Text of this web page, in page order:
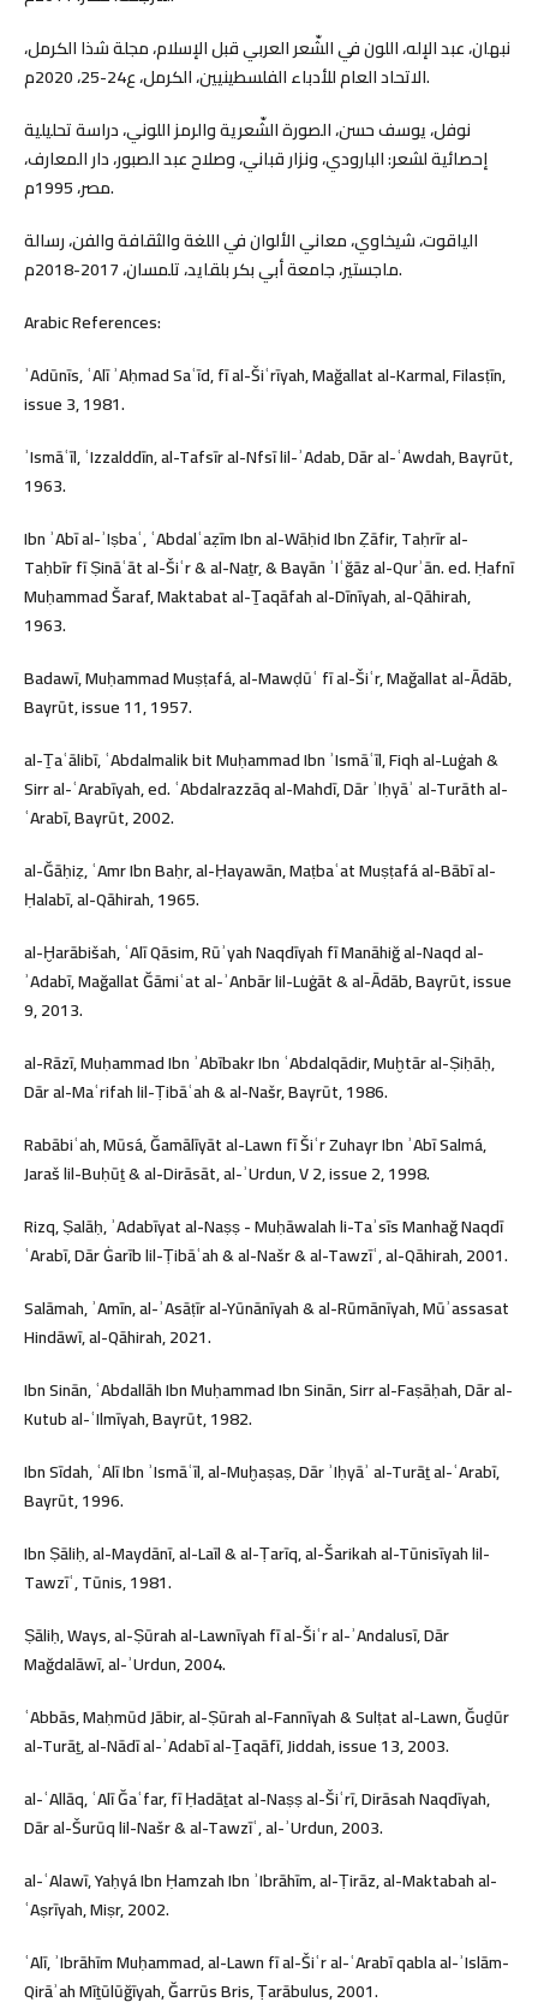
نبهان، عبد الإله، اللون في الشّعر العربي قبل الإسلام، مجلة شذا الكرمل،
الاتحاد العام للأدباء الفلسطينيين، الكرمل، ع24-25، 2020م.
نوفل، يوسف حسن، الصورة الشّعرية والرمز اللوني، دراسة تحليلية
إحصائية لشعر: البارودي، ونزار قباني، وصلاح عبد الصبور، دار المعارف،
مصر، 1995م.
الياقوت، شيخاوي، معاني الألوان في اللغة والثقافة والفن، رسالة
ماجستير، جامعة أبي بكر بلقايد، تلمسان، 2017-2018م.
Arabic References:
ʾAdūnīs, ʿAlī ʾAḥmad Saʿīd, fī al-Šiʿrīyah, Mağallat al-Karmal, Filasṭīn,
issue 3, 1981.
ʾIsmāʿīl, ʿIzzalddīn, al-Tafsīr al-Nfsī lil-ʾAdab, Dār al-ʿAwdah, Bayrūt,
1963.
Ibn ʾAbī al-ʾIṣbaʿ, ʿAbdalʿaẓīm Ibn al-Wāḥid Ibn Ẓāfir, Taḥrīr al-
Taḥbīr fī Ṣināʿāt al-Šiʿr & al-Naṯr, & Bayān ʾIʿğāz al-Qurʾān. ed. Ḥafnī
Muḥammad Šaraf, Maktabat al-Ṯaqāfah al-Dīnīyah, al-Qāhirah,
1963.
Badawī, Muḥammad Muṣṭafá, al-Mawḍūʿ fī al-Šiʿr, Mağallat al-Ādāb,
Bayrūt, issue 11, 1957.
al-Ṯaʿālibī, ʿAbdalmalik bit Muḥammad Ibn ʾIsmāʿīl, Fiqh al-Luġah &
Sirr al-ʿArabīyah, ed. ʿAbdalrazzāq al-Mahdī, Dār ʾIḥyāʾ al-Turāth al-
ʿArabī, Bayrūt, 2002.
al-Ğāḥiẓ, ʿAmr Ibn Baḥr, al-Ḥayawān, Maṭbaʿat Muṣṭafá al-Bābī al-
Ḥalabī, al-Qāhirah, 1965.
al-Ḫarābišah, ʿAlī Qāsim, Rūʾyah Naqdīyah fī Manāhiğ al-Naqd al-
ʾAdabī, Mağallat Ğāmiʿat al-ʾAnbār lil-Luġāt & al-Ādāb, Bayrūt, issue
9, 2013.
al-Rāzī, Muḥammad Ibn ʾAbībakr Ibn ʿAbdalqādir, Muḫtār al-Ṣiḥāḥ,
Dār al-Maʿrifah lil-Ṭibāʿah & al-Našr, Bayrūt, 1986.
Rabābiʿah, Mūsá, Ğamālīyāt al-Lawn fī Šiʿr Zuhayr Ibn ʾAbī Salmá,
Jaraš lil-Buḥūṯ & al-Dirāsāt, al-ʾUrdun, V 2, issue 2, 1998.
Rizq, Ṣalāḥ, ʾAdabīyat al-Naṣṣ - Muḥāwalah li-Taʾsīs Manhağ Naqdī
ʿArabī, Dār Ġarīb lil-Ṭibāʿah & al-Našr & al-Tawzīʿ, al-Qāhirah, 2001.
Salāmah, ʾAmīn, al-ʾAsāṭīr al-Yūnānīyah & al-Rūmānīyah, Mūʾassasat
Hindāwī, al-Qāhirah, 2021.
Ibn Sinān, ʿAbdallāh Ibn Muḥammad Ibn Sinān, Sirr al-Faṣāḥah, Dār al-
Kutub al-ʿIlmīyah, Bayrūt, 1982.
Ibn Sīdah, ʿAlī Ibn ʾIsmāʿīl, al-Muḫaṣaṣ, Dār ʾIḥyāʾ al-Turāṯ al-ʿArabī,
Bayrūt, 1996.
Ibn Ṣāliḥ, al-Maydānī, al-Laīl & al-Ṭarīq, al-Šarikah al-Tūnisīyah lil-
Tawzīʿ, Tūnis, 1981.
Ṣāliḥ, Ways, al-Ṣūrah al-Lawnīyah fī al-Šiʿr al-ʾAndalusī, Dār
Mağdalāwī, al-ʾUrdun, 2004.
ʿAbbās, Maḥmūd Jābir, al-Ṣūrah al-Fannīyah & Sulṭat al-Lawn, Ğuḏūr
al-Turāṯ, al-Nādī al-ʾAdabī al-Ṯaqāfī, Jiddah, issue 13, 2003.
al-ʿAllāq, ʿAlī Ğaʿfar, fī Ḥadāṯat al-Naṣṣ al-Šiʿrī, Dirāsah Naqdīyah,
Dār al-Šurūq lil-Našr & al-Tawzīʿ, al-ʾUrdun, 2003.
al-ʿAlawī, Yaḥyá Ibn Ḥamzah Ibn ʾIbrāhīm, al-Ṭirāz, al-Maktabah al-
ʿAṣrīyah, Miṣr, 2002.
ʿAlī, ʾIbrāhīm Muḥammad, al-Lawn fī al-Šiʿr al-ʿArabī qabla al-ʾIslām-
Qirāʾah Mīṯūlūğīyah, Ğarrūs Bris, Ṭarābulus, 2001.